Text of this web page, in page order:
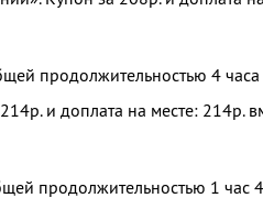
продолжительностью 4
и доплата на месте: 214р.
продолжительностью 1 час